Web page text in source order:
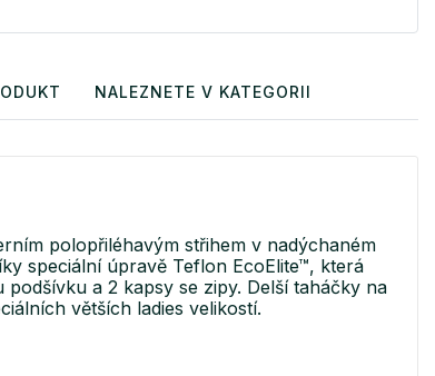
NALEZNETE V KATEGORII
polopřiléhavým střihem v nadýchaném
speciální úpravě Teflon EcoElite™, která
a 2 kapsy se zipy. Delší taháčky na
větších ladies velikostí.